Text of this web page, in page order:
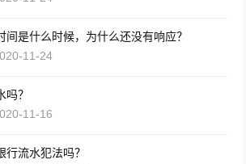
间是什么时候，为什么还没有响应？
11-24
吗？
11-16
行流水犯法吗？